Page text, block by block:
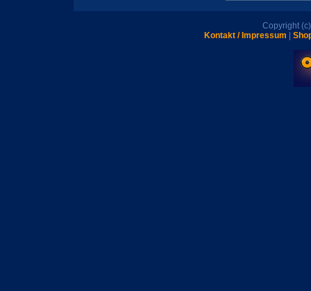
Copyright
Kontakt / Impressum